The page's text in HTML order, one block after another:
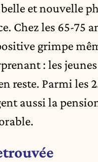
et nouvelle
Chez les 65-75
grimpe
: les
reste. Parmi les
aussi la